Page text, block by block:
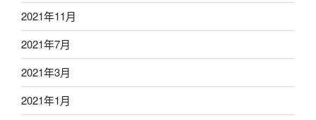
2021年11月
2021年7月
2021年3月
2021年1月